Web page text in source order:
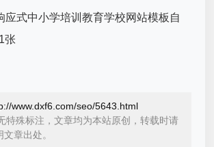
www.dxf6.com/seo/5643.html
特殊标注，文章均为本站原创，转载时请
章出处。